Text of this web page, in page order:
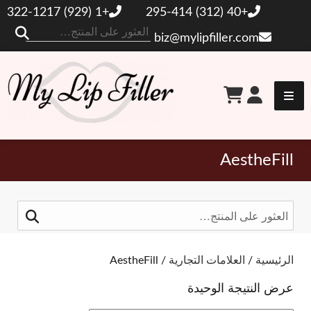
+40 (312) 295-414
+1 (929) 322-1217
biz@mylipfiller.com
حشو الشفاه الخاص بي
AestheFill
الرئيسية / العلامات التجارية / AestheFill
عرض النتيجة الوحيدة
البحث
عن:
تبديل المرشحات
العلامات التجارية